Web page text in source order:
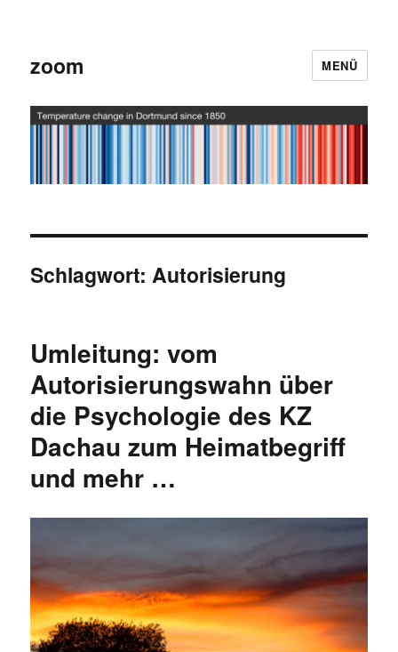
zoom MENÜ
Schlagwort:Autorisierung
Umleitung: vom
Autorisierungswahn über
die Psychologie des KZ
Dachau zum Heimatbegriff
und mehr …